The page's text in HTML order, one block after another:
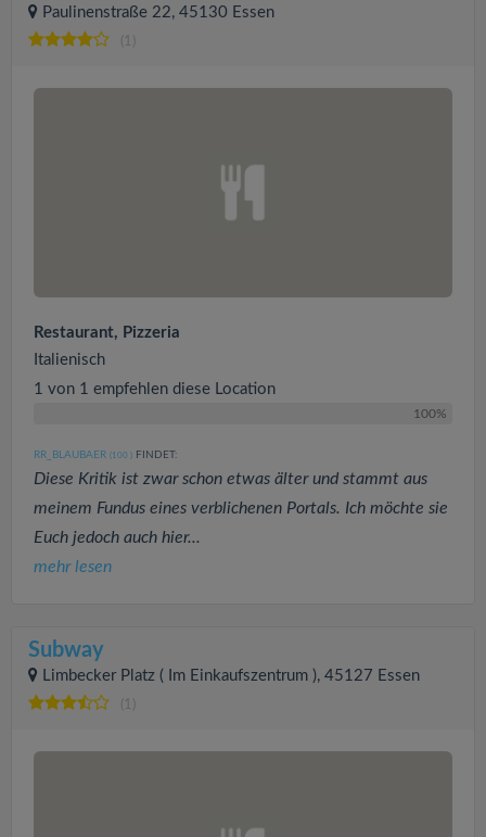
Paulinenstraße 22, 45130 Essen
(1)
Restaurant, Pizzeria
Italienisch
1 von 1 empfehlen diese Location
100%
RR_BLAUBAER (100 ) FINDET:
Diese Kritik ist zwar schon etwas älter und stammt aus
meinem Fundus eines verblichenen Portals. Ich möchte sie
Euch jedoch auch hier...
mehr lesen
Subway
Limbecker Platz ( Im Einkaufszentrum ), 45127 Essen
(1)